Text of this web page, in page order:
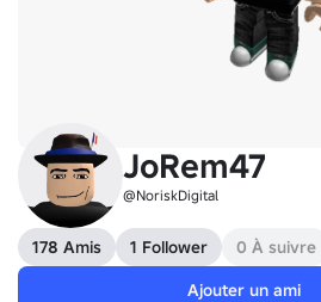
JoRem47
@NoriskDigital
178 Amis 1 Follower
0 À suivre
Ajouter un ami